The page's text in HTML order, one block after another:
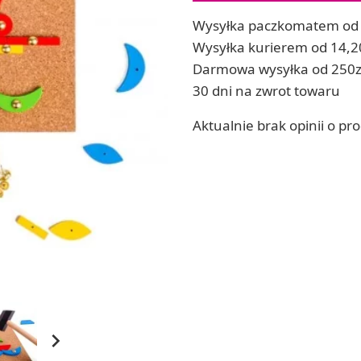
ręcznych
Zestawy do kul do kąpieli
Soda, kwasek, formy do kul do kąpieli
Dodatki: barwniki i zapachy
RZEŹBA, GLINY I ODLEWY
Odlewy dekoracyjne

Wysyłka paczkomatem od
Wysyłka kurierem od
Darmowa wysyłka od
30 dni na zwrot towaru
Aktualnie brak opinii o